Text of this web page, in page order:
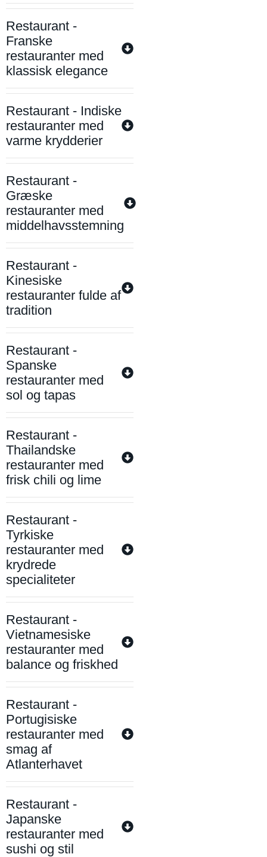
Restaurant -
Franske
restauranter med
klassisk elegance
Restaurant - Indiske
restauranter med
varme krydderier
Restaurant -
Græske
restauranter med
middelhavsstemning
Restaurant -
Kinesiske
restauranter fulde af
tradition
Restaurant -
Spanske
restauranter med
sol og tapas
Restaurant -
Thailandske
restauranter med
frisk chili og lime
Restaurant -
Tyrkiske
restauranter med
krydrede
specialiteter
Restaurant -
Vietnamesiske
restauranter med
balance og friskhed
Restaurant -
Portugisiske
restauranter med
smag af
Atlanterhavet
Restaurant -
Japanske
restauranter med
sushi og stil